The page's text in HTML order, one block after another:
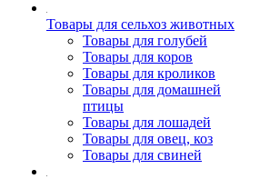
Товары для сельхоз животных
Товары для голубей
Товары для коров
Товары для кроликов
Товары для домашней
птицы
Товары для лошадей
Товары для овец, коз
Товары для свиней